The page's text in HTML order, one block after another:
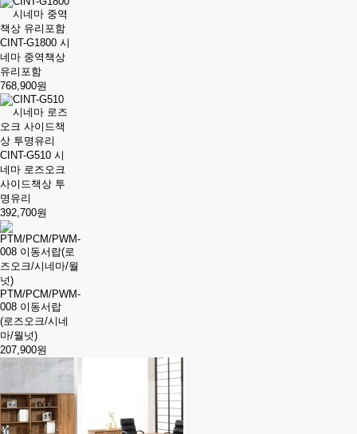
CINT-G1800 시
네마 중역책상
유리포함
768,900원
CINT-G510 시
네마 로즈오크
사이드책상 투
명유리
392,700원
PTM/PCM/PWM-
008 이동서랍
(로즈오크/시네
마/월넛)
207,900원